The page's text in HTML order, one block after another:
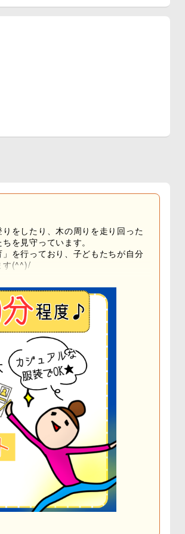
をしたり、木の周りを走り回った
を見守っています。
を行っており、子どもたちが自分
す(^^)/
ん◎